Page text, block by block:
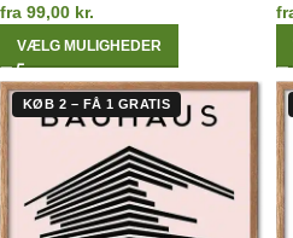
fra 99,00 kr.
VÆLG MULIGHEDER
KØB 2 – FÅ 1 GRATIS